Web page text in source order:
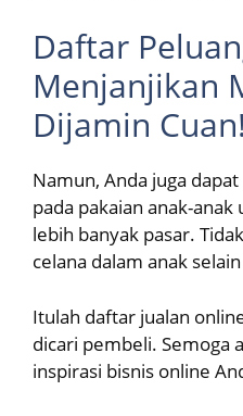
Daftar
Menjanjikan
Dijamin Cuan!
Namun, Anda juga
pada pakaian anak-
lebih banyak pasar.
celana dalam anak
Itulah daftar jualan
dicari pembeli. Semoga
inspirasi bisnis online